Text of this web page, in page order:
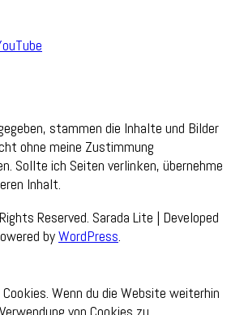
stammen die Inhalte und Bilder
ohne meine Zustimmung
Sollte ich Seiten verlinken, übernehme
Inhalt.
Rights Reserved. Sarada Lite | Developed
byWordPress
Wenn du die Website weiterhin
von Cookies zu.